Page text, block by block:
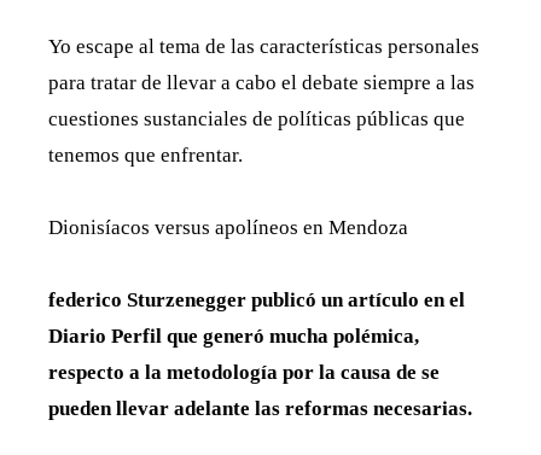
Yo escape al tema de las características personales
para tratar de llevar a cabo el debate siempre a las
cuestiones sustanciales de políticas públicas que
tenemos que enfrentar.
Dionisíacos versus apolíneos en Mendoza
federico Sturzenegger publicó un artículo en el
Diario Perfil que generó mucha polémica,
respecto a la metodología por la causa de se
pueden llevar adelante las reformas necesarias.